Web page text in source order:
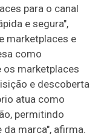
para o canal
e segura",
marketplaces e
como
os marketplaces
e descoberta
atua como
permitindo
marca", afirma.